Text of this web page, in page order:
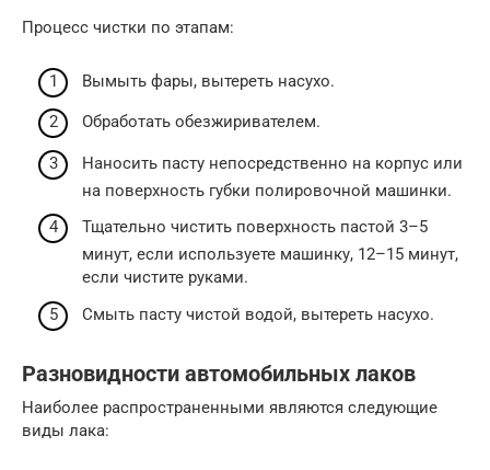
Процесс чистки по этапам:
Вымыть фары, вытереть насухо.
Обработать обезжиривателем.
Наносить пасту непосредственно на корпус или
на поверхность губки полировочной машинки.
Тщательно чистить поверхность пастой 3–5
минут, если используете машинку, 12–15 минут,
если чистите руками.
Смыть пасту чистой водой, вытереть насухо.
Разновидности автомобильных лаков
Наиболее распространенными являются следующие
виды лака: